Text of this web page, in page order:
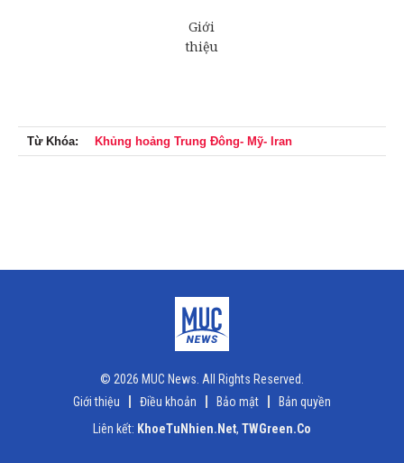
Từ Khóa: Khủng hoảng Trung Đông- Mỹ- Iran
© 2026 MUC News. All Rights Reserved.
Giới thiệu
Điều khoản Bảo mật
Bản quyền
Liên kết: KhoeTuNhien.Net, TWGreen.Co